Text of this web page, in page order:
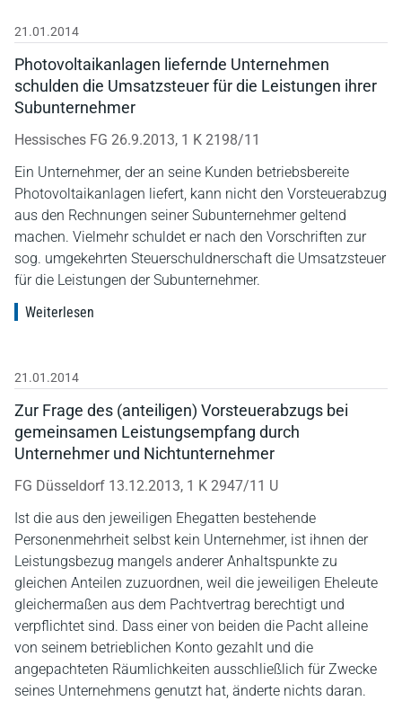
21.01.2014
Photovoltaikanlagen liefernde Unternehmen
schulden die Umsatzsteuer für die Leistungen ihrer
Subunternehmer
Hessisches FG 26.9.2013, 1 K 2198/11
Ein Unternehmer, der an seine Kunden betriebsbereite
Photovoltaikanlagen liefert, kann nicht den Vorsteuerabzug
aus den Rechnungen seiner Subunternehmer geltend
machen. Vielmehr schuldet er nach den Vorschriften zur
sog. umgekehrten Steuerschuldnerschaft die Umsatzsteuer
für die Leistungen der Subunternehmer.
Weiterlesen
21.01.2014
Zur Frage des (anteiligen) Vorsteuerabzugs bei
gemeinsamen Leistungsempfang durch
Unternehmer und Nichtunternehmer
FG Düsseldorf 13.12.2013, 1 K 2947/11 U
Ist die aus den jeweiligen Ehegatten bestehende
Personenmehrheit selbst kein Unternehmer, ist ihnen der
Leistungsbezug mangels anderer Anhaltspunkte zu
gleichen Anteilen zuzuordnen, weil die jeweiligen Eheleute
gleichermaßen aus dem Pachtvertrag berechtigt und
verpflichtet sind. Dass einer von beiden die Pacht alleine
von seinem betrieblichen Konto gezahlt und die
angepachteten Räumlichkeiten ausschließlich für Zwecke
seines Unternehmens genutzt hat, änderte nichts daran.